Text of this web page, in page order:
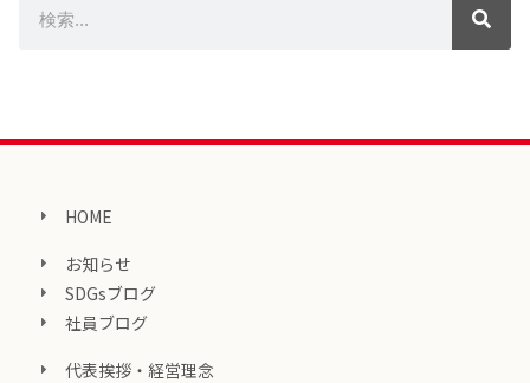
HOME
お知らせ
SDGsブログ
社員ブログ
代表挨拶・経営理念